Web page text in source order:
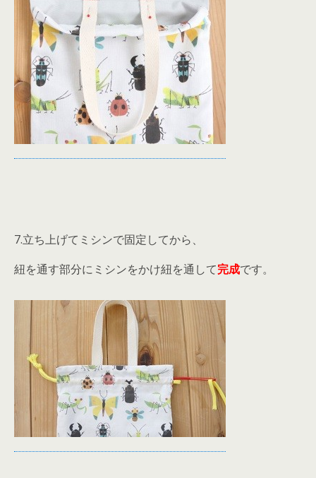
7.立ち上げてミシンで固定してから、
紐を通す部分にミシンをかけ紐を通して完成です。